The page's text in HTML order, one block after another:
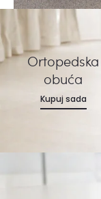
Ortopedska
obuća
Kupuj sada